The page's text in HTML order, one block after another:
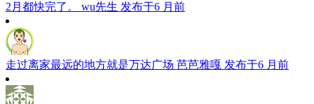
2月都快完了。 wu先生 发布于6 月前
走过离家最远的地方就是万达广场 芭芭雅嘎 发布于6 月前